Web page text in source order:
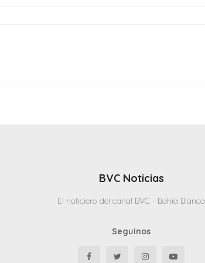
BVC Noticias
El noticiero del canal BVC - Bahia Blanca
Seguinos